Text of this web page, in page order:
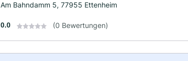
Am Bahndamm 5, 77955 Ettenheim
0.0 (0 Bewertungen)